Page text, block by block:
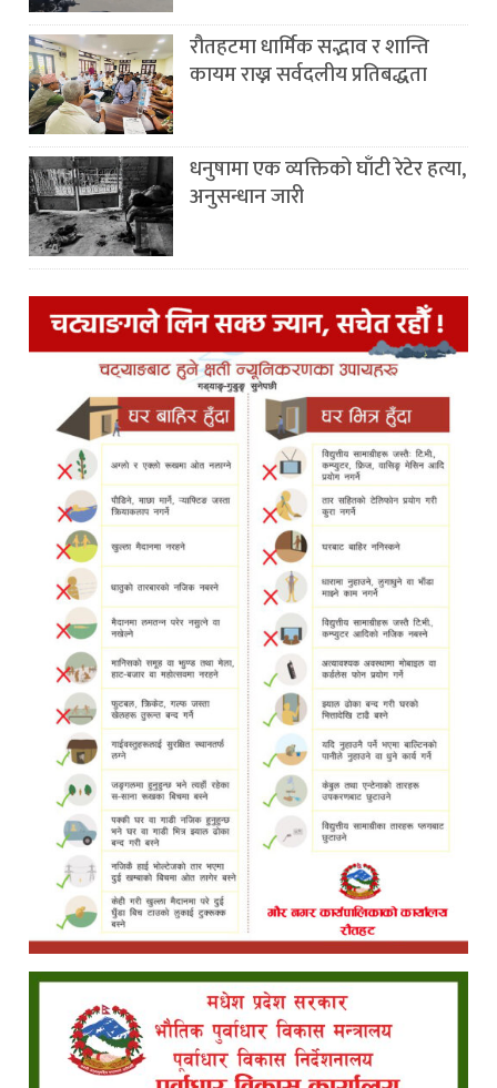
रौतहटमा धार्मिक सद्भाव र शान्ति
कायम राख्न सर्वदलीय प्रतिबद्धता
धनुषामा एक व्यक्तिको घाँटी रेटेर हत्या,
अनुसन्धान जारी